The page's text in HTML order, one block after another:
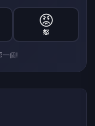
😡
怒
一個!